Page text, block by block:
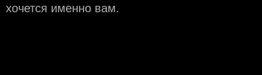
хочется именно вам.